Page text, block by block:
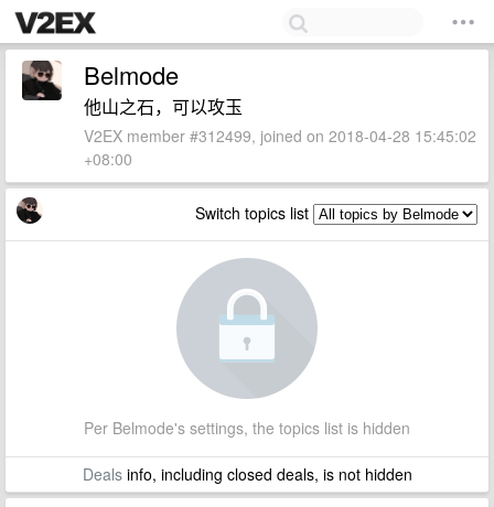
Belmode
他山之石，可以攻玉
V2EX member #312499, joined on 2018-04-28 15:45:02
+08:00
Switch topics list
Per Belmode's settings, the topics list is hidden
Dealsinfo, including closed deals, is not hidden